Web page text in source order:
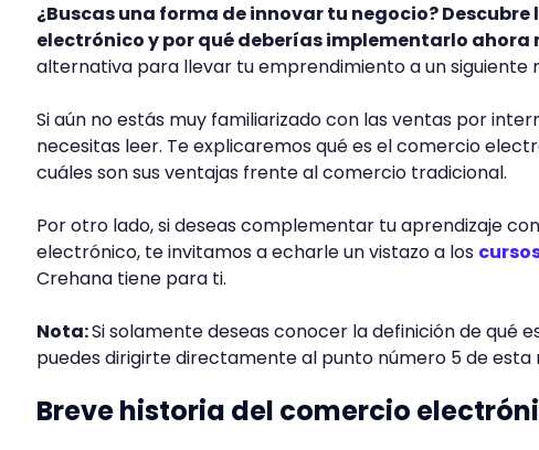
¿Buscas una forma de innovar tu negocio? Descubre
electrónico y por qué deberías implementarlo ahora
alternativa para llevar tu emprendimiento a un siguiente
Si aún no estás muy familiarizado con las ventas por
necesitas leer. Te explicaremos qué es el comercio
cuáles son sus ventajas frente al comercio tradicional.
Por otro lado, si deseas complementar tu aprendizaje
electrónico, te invitamos a echarle un vistazo a los
Crehana tiene para ti.
Nota:Si solamente deseas conocer la definición de qué
puedes dirigirte directamente al punto número 5 de esta
Breve historia del comercio